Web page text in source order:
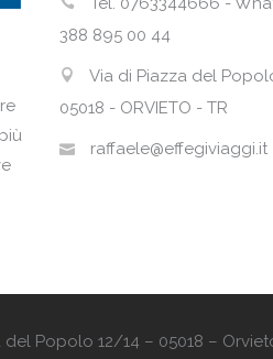
388 895 00 44
Via di Piazza del
05018 - ORVIETO - TR
raffaele@effegiviaggi.it
del Popolo 12/14 – 05018 –